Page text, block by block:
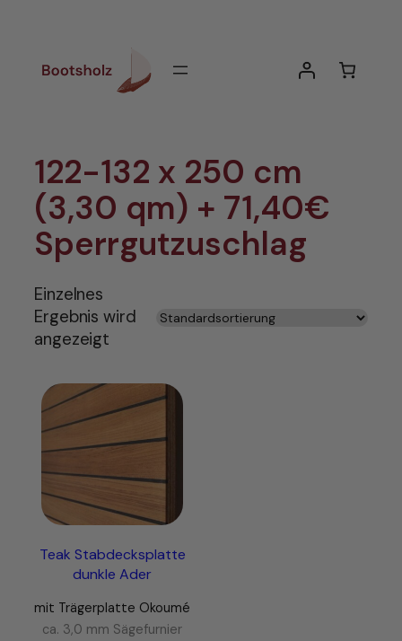
122-132 x 250 cm
(3,30 qm) + 71,40€
Sperrgutzuschlag
Einzelnes
Ergebnis wird
angezeigt
Teak Stabdecksplatte
dunkle Ader
mit Trägerplatte Okoumé
ca. 3,0 mm Sägefurnier